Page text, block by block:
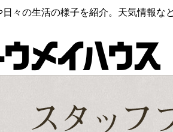
日々の生活の様子を紹介。天気情報な